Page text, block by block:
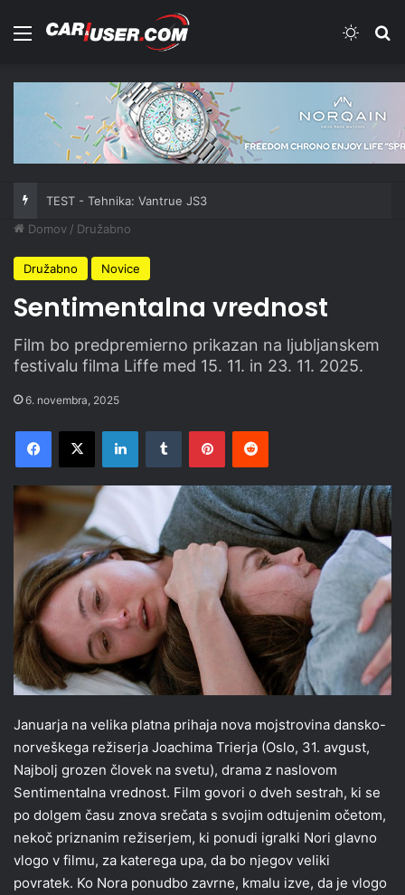
Meni
TEST - Tehnika: Vantrue JS3
Domov / Družabno
Družabno Novice
Sentimentalna vrednost
Film bo predpremierno prikazan na ljubljanskem
festivalu filma Liffe med 15. 11. in 23. 11. 2025.
6. novembra, 2025
Facebook
X LinkedInTumblr PinterestReddit
Januarja na velika platna prihaja nova mojstrovina dansko-
norveškega režiserja Joachima Trierja (Oslo, 31. avgust,
Najbolj grozen človek na svetu), drama z naslovom
Sentimentalna vrednost. Film govori o dveh sestrah, ki se
po dolgem času znova srečata s svojim odtujenim očetom,
nekoč priznanim režiserjem, ki ponudi igralki Nori glavno
vlogo v filmu, za katerega upa, da bo njegov veliki
povratek. Ko Nora ponudbo zavrne, kmalu izve, da je vlogo